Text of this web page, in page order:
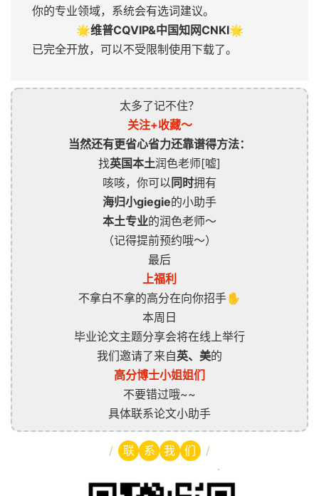
你的专业领域，系统会有选词建议。
🌟维普CQVIP&中国知网CNKI🌟
已完全开放，可以不受限制使用下载了。
太多了记不住？
关注+收藏～
当然还有更省心省力还靠谱得方法：
找英国本土润色老师[嘘]
咳咳，你可以 同时拥有
海归小giegie的小助手
本土专业的润色老师～
（记得提前预约哦～）
最后
上福利
不拿白不拿的高分在向你招手✋
本周日
毕业论文主题分享会将在线上举行
我们邀请了来自英、美的
高分博士小姐姐们
不要错过哦~~
具体联系论文小助手
/ 联 系 我 们 /